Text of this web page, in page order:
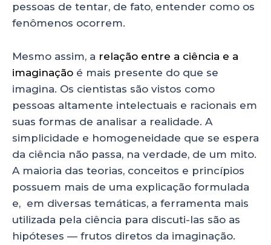
pessoas de tentar, de fato, entender como os
fenômenos ocorrem.
Mesmo assim, a relação entre a ciência e a
imaginação é mais presente do que se
imagina. Os cientistas são vistos como
pessoas altamente intelectuais e racionais em
suas formas de analisar a realidade. A
simplicidade e homogeneidade que se espera
da ciência não passa, na verdade, de um mito.
A maioria das teorias, conceitos e princípios
possuem mais de uma explicação formulada
e, em diversas temáticas, a ferramenta mais
utilizada pela ciência para discuti-las são as
hipóteses — frutos diretos da imaginação.